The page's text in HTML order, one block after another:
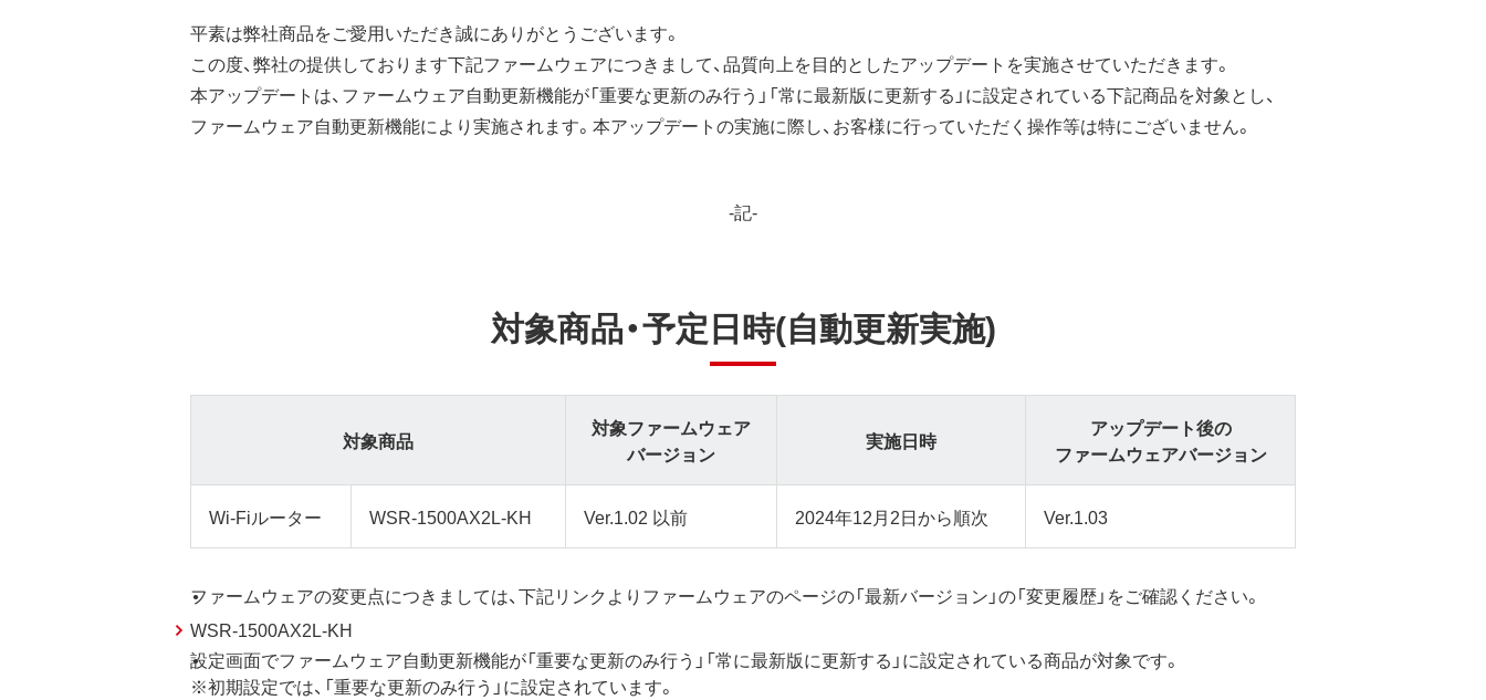
平素は弊社商品をご愛用いただき誠にありがとうございます。
この度、弊社の提供しております下記ファームウェアにつきまして、品質向上を目的としたアップデートを実施させていただきます。
本アップデートは、ファームウェア自動更新機能が「重要な更新のみ行う」「常に最新版に更新する」に設定されている下記商品を対象とし、
ファームウェア自動更新機能により実施されます。本アップデートの実施に際し、お客様に行っていただく操作等は特にございません。
-記-
対象商品・予定日時(自動更新実施)
対象商品
対象ファームウェア
バージョン
実施日時
アップデート後の
ファームウェアバージョン
Wi-Fiルーター WSR-1500AX2L-KH Ver.1.02 以前 2024年12月2日から順次 Ver.1.03
ファームウェアの変更点につきましては、下記リンクよりファームウェアのページの「最新バージョン」の「変更履歴」をご確認ください。
WSR-1500AX2L-KH
設定画面でファームウェア自動更新機能が「重要な更新のみ行う」「常に最新版に更新する」に設定されている商品が対象です。
※初期設定では、「重要な更新のみ行う」に設定されています。